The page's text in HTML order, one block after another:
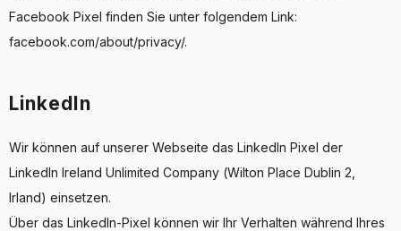
Facebook Pixel finden Sie unter folgendem Link:
facebook.com/about/privacy/.
LinkedIn
Wir können auf unserer Webseite das LinkedIn Pixel der
LinkedIn Ireland Unlimited Company (Wilton Place Dublin 2,
Irland) einsetzen.
Über das LinkedIn-Pixel können wir Ihr Verhalten während Ihres